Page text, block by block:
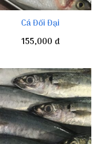
Cá Đối Đại
155,000 đ